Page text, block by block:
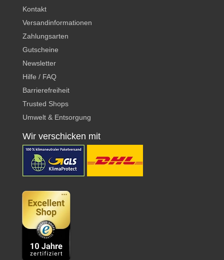
Kontakt
Versandinformationen
Zahlungsarten
Gutscheine
Newsletter
Hilfe / FAQ
Barrierefreiheit
Trusted Shops
Umwelt & Entsorgung
Wir verschicken mit